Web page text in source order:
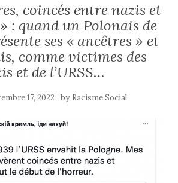
coincés entre nazis et
: quand un Polonais de
ses « ancêtres » et
comme victimes des
et de l’URSS…
17, 2022 by Racisme Social